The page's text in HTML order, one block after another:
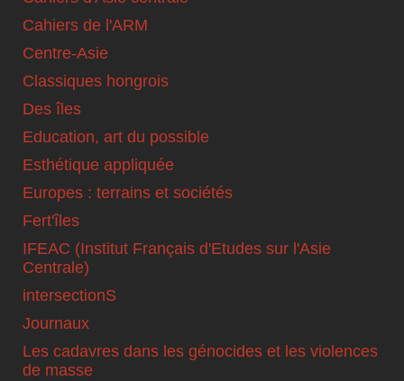
Cahiers de l'ARM
Centre-Asie
Classiques hongrois
Des îles
Education, art du possible
Esthétique appliquée
Europes : terrains et sociétés
Fert'îles
IFEAC (Institut Français d'Etudes sur l'Asie
Centrale)
intersectionS
Journaux
Les cadavres dans les génocides et les violences
de masse